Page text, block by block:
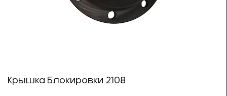
Крышка Блокировки 2108